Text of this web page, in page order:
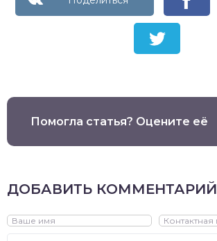
Помогла статья? Оцените её
ДОБАВИТЬ КОММЕНТАРИЙ